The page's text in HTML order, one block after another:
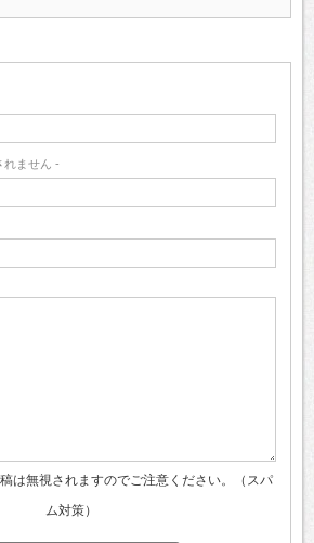
れません -
は無視されますのでご注意ください。（スパ
ム対策）